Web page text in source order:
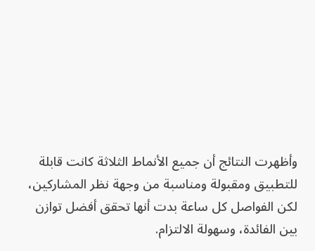
وأظهرت النتائج أن جميع الأنماط الثلاثة كانت قابلة
للتطبيق ومقبولة ومناسبة من وجهة نظر المشاركين،
لكن الفواصل كل ساعة بدت أنها تحقق أفضل توازن
بين الفائدة، وسهولة الالتزام.